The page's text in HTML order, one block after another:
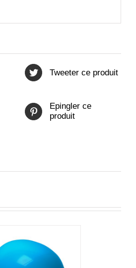
Tweeter ce produit
Epingler ce
produit